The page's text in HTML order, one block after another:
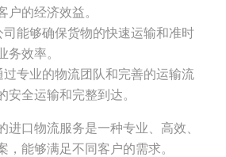
户的经济效益。
司能够确保货物的快速运输和准时
效率。
过专业的物流团队和完善的运输流
全运输和完整到达。
进口物流服务是一种专业、高效、
，能够满足不同客户的需求。